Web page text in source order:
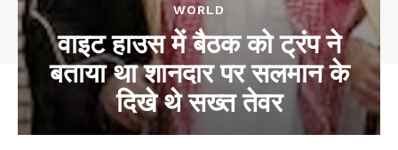
WORLD
वाइट हाउस में बैठक को ट्रंप ने
बताया था शानदार पर सलमान के
दिखे थे सख्त तेवर